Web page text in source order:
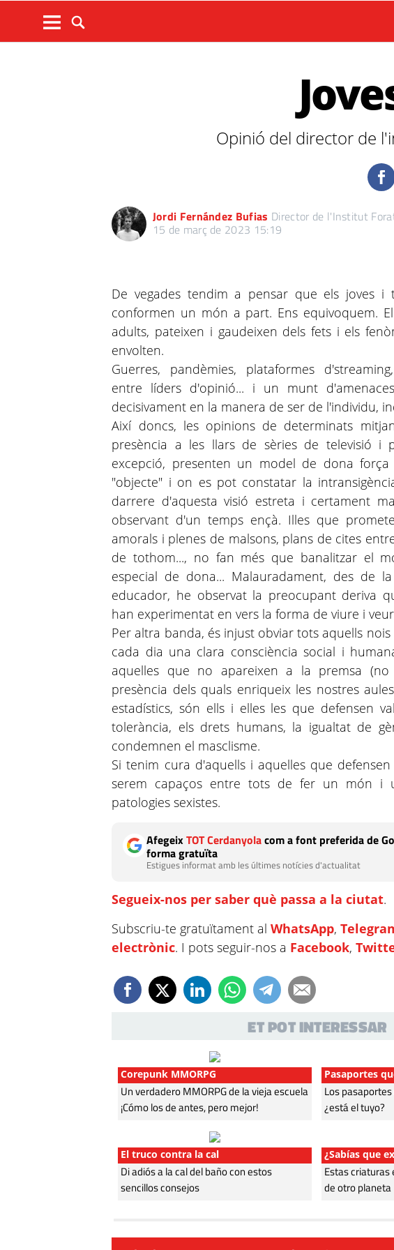
Opinió del director de
Jordi Fernández Bufias Director de l'Institut
15 de març de 2023 15:19
De vegades tendim a pensar que els joves i
conformen un món a part. Ens equivoquem.
adults, pateixen i gaudeixen dels fets i els
envolten.
Guerres, pandèmies, plataformes
entre líders d'opinió... i un munt
decisivament en la manera de ser de l'individu,
Així doncs, les opinions de determinats
presència a les llars de sèries de televisió i
excepció, presenten un model de dona
"objecte" i on es pot constatar la
darrere d'aquesta visió estreta i certament
observant d'un temps ençà. Illes que
amorals i plenes de malsons, plans de cites
de tothom..., no fan més que banalitzar el
especial de dona... Malauradament, des de
educador, he observat la preocupant deriva
han experimentat en vers la forma de viure i
Per altra banda, és injust obviar tots aquells
cada dia una clara consciència social i
aquelles que no apareixen a la premsa
presència dels quals enriqueix les nostres
estadístics, són ells i elles les que defensen
tolerància, els drets humans, la igualtat de
condemnen el masclisme.
Si tenim cura d'aquells i aquelles que
serem capaços entre tots de fer un món i
patologies sexistes.
AfegeixTOT Cerdanyolacom a font preferida de
forma gratuïta
Estigues informat amb les últimes notícies d'actualitat
Segueix-nos per saber què passa a la ciutat.
Subscriu-te gratuïtament alWhatsApp,
electrònic. I pots seguir-nos a Facebook,
ET POT INTERESSAR
Corepunk MMORPG
Un verdadero MMORPG de la vieja escuela
¡Cómo los de antes, pero mejor!
Pasaportes
Los
¿está el tuyo?
El truco contra la cal
Di adiós a la cal del baño con estos
sencillos consejos
¿Sabías que
Estas criaturas
de otro planeta